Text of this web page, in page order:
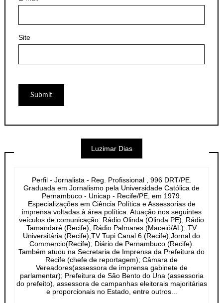
Site
Luzimar Dias
Perfil - Jornalista - Reg. Profissional , 996 DRT/PE.
Graduada em Jornalismo pela Universidade Católica de
Pernambuco - Unicap - Recife/PE, em 1979.
Especializações em Ciência Política e Assessorias de
imprensa voltadas à área política. Atuação nos seguintes
veículos de comunicação: Rádio Olinda (Olinda PE); Rádio
Tamandaré (Recife); Rádio Palmares (Maceió/AL); TV
Universitária (Recife);TV Tupi Canal 6 (Recife);Jornal do
Commercio(Recife); Diário de Pernambuco (Recife).
Também atuou na Secretaria de Imprensa da Prefeitura do
Recife (chefe de reportagem); Câmara de
Vereadores(assessora de imprensa gabinete de
parlamentar); Prefeitura de São Bento do Una (assessoria
do prefeito), assessora de campanhas eleitorais majoritárias
e proporcionais no Estado, entre outros...